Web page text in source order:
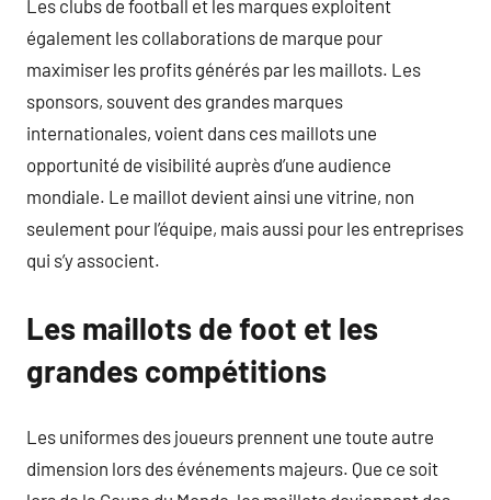
Les clubs de football et les marques exploitent
également les collaborations de marque pour
maximiser les profits générés par les maillots. Les
sponsors, souvent des grandes marques
internationales, voient dans ces maillots une
opportunité de visibilité auprès d’une audience
mondiale. Le maillot devient ainsi une vitrine, non
seulement pour l’équipe, mais aussi pour les entreprises
qui s’y associent.
Les maillots de foot et les
grandes compétitions
Les uniformes des joueurs prennent une toute autre
dimension lors des événements majeurs. Que ce soit